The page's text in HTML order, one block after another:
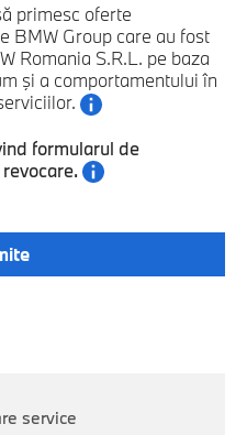
primesc oferte
BMW Group care au fost
Romania S.R.L. pe baza
şi a comportamentului în
formularul de
service